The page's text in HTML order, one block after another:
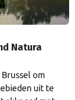
Natura
om
uit te